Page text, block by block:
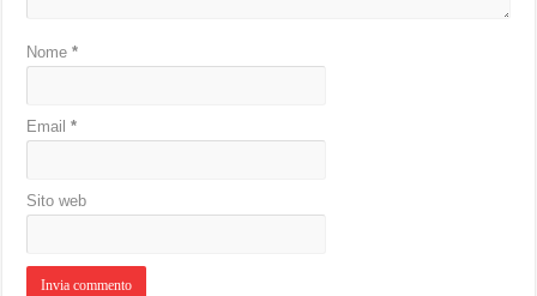
Nome*
Email*
Sito web